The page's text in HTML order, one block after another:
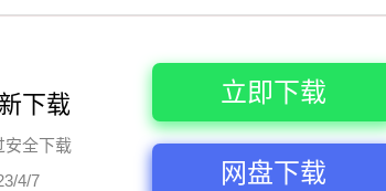
下载
安全下载
4/7
立即下载
网盘下载